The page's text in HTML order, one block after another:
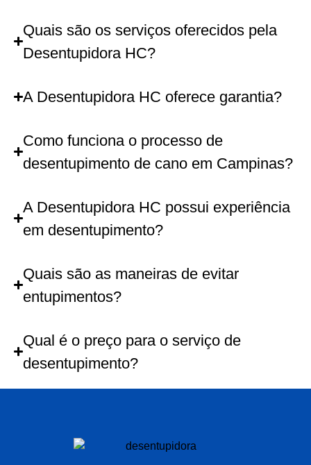
Quais são os serviços oferecidos pela
Desentupidora HC?
A Desentupidora HC oferece garantia?
Como funciona o processo de
desentupimento de cano em Campinas?
A Desentupidora HC possui experiência
em desentupimento?
Quais são as maneiras de evitar
entupimentos?
Qual é o preço para o serviço de
desentupimento?